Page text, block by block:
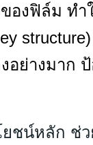
งฟิล์ม ทำ
อย่างมาก
ยชน์หลัก ช่